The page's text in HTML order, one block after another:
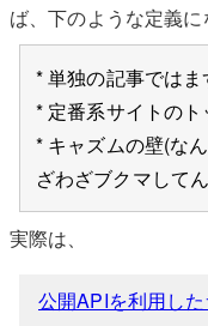
ば、下のような定義に
* 単独の記事では
* 定番系サイトの
* キャズムの壁(な
ざわざブクマして
実際は、
公開APIを利用し